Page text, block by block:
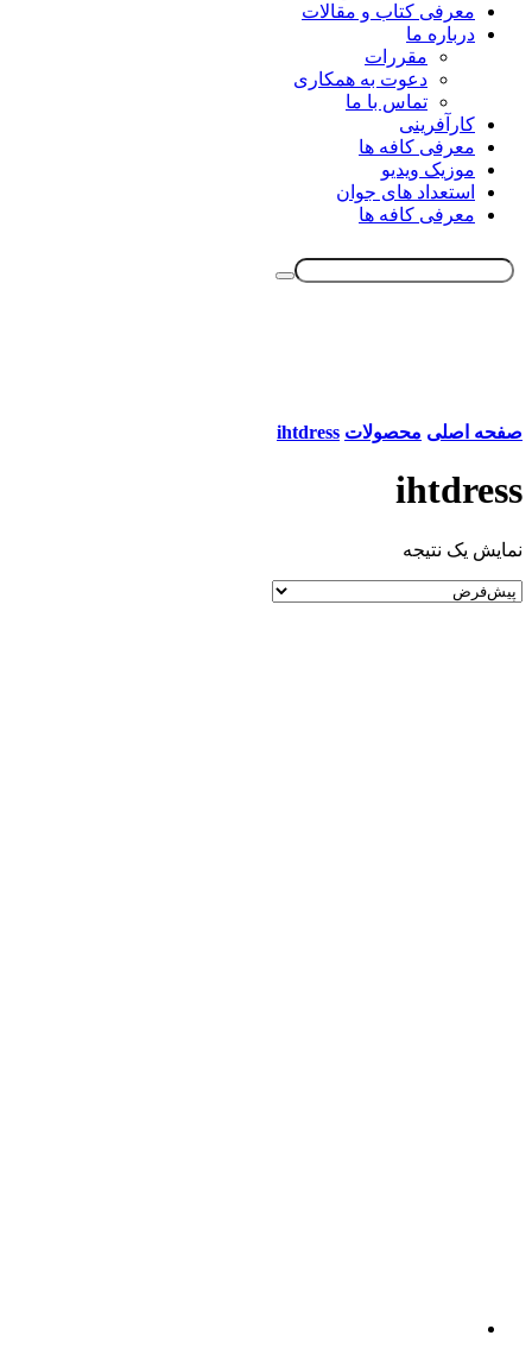
معرفی کتاب و مقالات
درباره ما
مقررات
دعوت به همکاری
تماس با ما
کارآفرینی
معرفی کافه ها
موزیک ویدیو
استعداد های جوان
معرفی کافه ها
صفحه اصلی محصولات ihtdress
ihtdress
نمایش یک نتیجه